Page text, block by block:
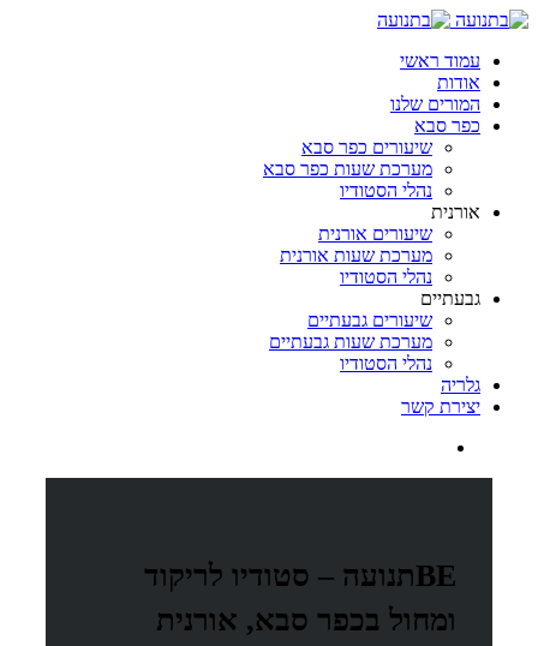
עמוד ראשי
אודות
המורים שלנו
כפר סבא
שיעורים כפר סבא
מערכת שעות כפר סבא
נהלי הסטודיו
אורנית
שיעורים אורנית
מערכת שעות אורנית
נהלי הסטודיו
גבעתיים
שיעורים גבעתיים
מערכת שעות גבעתיים
נהלי הסטודיו
גלריה
יצירת קשר
BEתנועה – סטודיו לריקוד
ומחול בכפר סבא, אורנית